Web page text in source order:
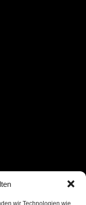
wir Technologien wie